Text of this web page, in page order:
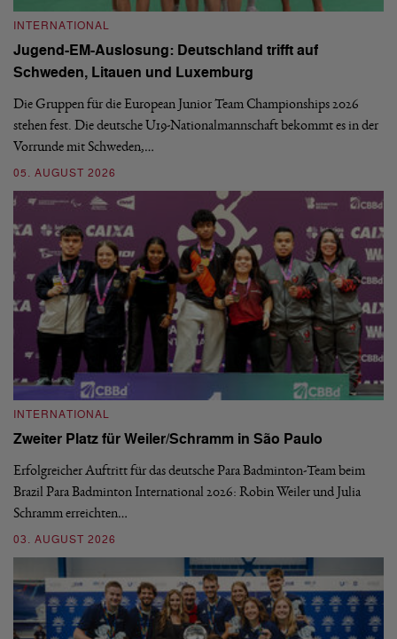
INTERNATIONAL
Jugend-EM-Auslosung: Deutschland trifft auf
Schweden, Litauen und Luxemburg
Die Gruppen für die European Junior Team Championships 2026
stehen fest. Die deutsche U19-Nationalmannschaft bekommt es in der
Vorrunde mit Schweden,…
05. AUGUST 2026
INTERNATIONAL
Zweiter Platz für Weiler/Schramm in São Paulo
Erfolgreicher Auftritt für das deutsche Para Badminton-Team beim
Brazil Para Badminton International 2026: Robin Weiler und Julia
Schramm erreichten…
03. AUGUST 2026